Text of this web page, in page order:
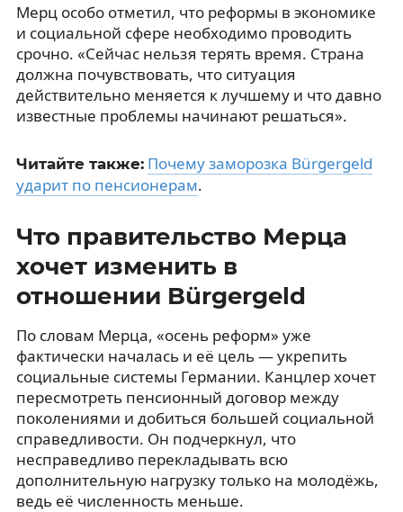
Мерц особо отметил, что реформы в экономике
и социальной сфере необходимо проводить
срочно. «Сейчас нельзя терять время. Страна
должна почувствовать, что ситуация
действительно меняется к лучшему и что давно
известные проблемы начинают решаться».
Читайте также: Почему заморозка Bürgergeld
ударит по пенсионерам.
Что правительство Мерца
хочет изменить в
отношении Bürgergeld
По словам Мерца, «осень реформ» уже
фактически началась и её цель — укрепить
социальные системы Германии. Канцлер хочет
пересмотреть пенсионный договор между
поколениями и добиться большей социальной
справедливости. Он подчеркнул, что
несправедливо перекладывать всю
дополнительную нагрузку только на молодёжь,
ведь её численность меньше.